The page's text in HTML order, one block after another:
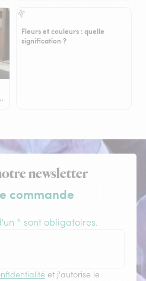
Fleurs et couleurs : quelle
signification ?
newsletter
commande
* sont obligatoires.
et j'autorise le